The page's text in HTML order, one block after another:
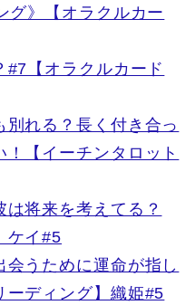
グ》【オラクルカー
【オラクルカード
れる？長く付き合っ
【イーチンタロット
将来を考えてる？
ケイ#5
うために運命が指し
ーディング】織姫#5